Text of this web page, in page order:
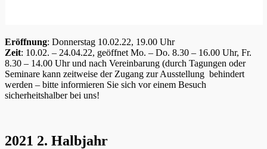
Eröffnung: Donnerstag 10.02.22, 19.00 Uhr
Zeit: 10.02. – 24.04.22, geöffnet Mo. – Do. 8.30 – 16.00 Uhr, Fr.
8.30 – 14.00 Uhr und nach Vereinbarung (durch Tagungen oder
Seminare kann zeitweise der Zugang zur Ausstellung behindert
werden – bitte informieren Sie sich vor einem Besuch
sicherheitshalber bei uns!
2021 2. Halbjahr